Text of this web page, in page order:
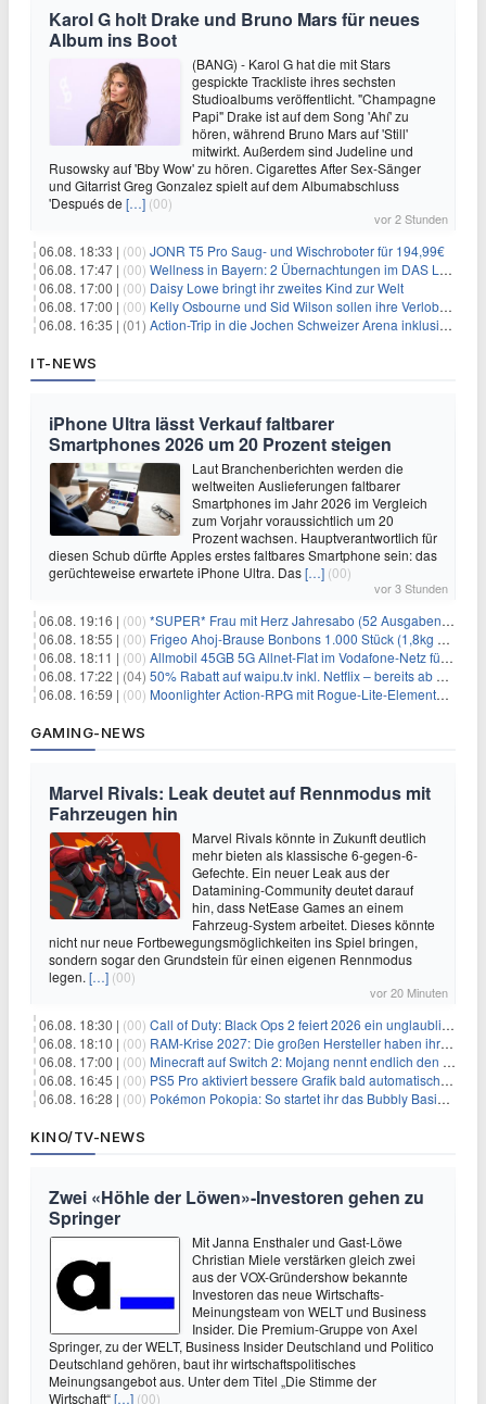
Karol G holt Drake und Bruno Mars für neues
Album ins Boot
(BANG) - Karol G hat die mit Stars
gespickte Trackliste ihres sechsten
Studioalbums veröffentlicht. "Champagne
Papi" Drake ist auf dem Song 'Ahí' zu
hören, während Bruno Mars auf 'Still'
mitwirkt. Außerdem sind Judeline und
Rusowsky auf 'Bby Wow' zu hören. Cigarettes After Sex-Sänger
und Gitarrist Greg Gonzalez spielt auf dem Albumabschluss
'Después de […] (00)
vor 2 Stunden
06.08. 18:33 | (00) JONR T5 Pro Saug- und Wischroboter für 194,99€
06.08. 17:47 | (00) Wellness in Bayern: 2 Übernachtungen im DAS LUDWIG Sports Resort inkl. HP + Wellness ab 174€ p.P.
06.08. 17:00 | (00) Daisy Lowe bringt ihr zweites Kind zur Welt
06.08. 17:00 | (00) Kelly Osbourne und Sid Wilson sollen ihre Verlobung gelöst haben
06.08. 16:35 | (01) Action-Trip in die Jochen Schweizer Arena inklusive Premium Hotel und Frühstück ab 59€ p.P.
IT-NEWS
iPhone Ultra lässt Verkauf faltbarer
Smartphones 2026 um 20 Prozent steigen
Laut Branchenberichten werden die
weltweiten Auslieferungen faltbarer
Smartphones im Jahr 2026 im Vergleich
zum Vorjahr voraussichtlich um 20
Prozent wachsen. Hauptverantwortlich für
diesen Schub dürfte Apples erstes faltbares Smartphone sein: das
gerüchteweise erwartete iPhone Ultra. Das[…] (00)
vor 3 Stunden
06.08. 19:16 | (00) *SUPER* Frau mit Herz Jahresabo (52 Ausgaben) für 161,40€ + bis zu 150€ Prämie
06.08. 18:55 | (00) Frigeo Ahoj-Brause Bonbons 1.000 Stück (1,8kg Eimer) für 6,29€
06.08. 18:11 | (00) Allmobil 45GB 5G Allnet-Flat im Vodafone-Netz für eff. 5,91€/Monat dank 50€ Wechselbonus + 0€ AG
06.08. 17:22 | (04) 50% Rabatt auf waipu.tv inkl. Netflix – bereits ab 9€/Monat (statt 17,99€)
06.08. 16:59 | (00) Moonlighter Action-RPG mit Rogue-Lite-Elementen kostenlos bei Steam
GAMING-NEWS
Marvel Rivals: Leak deutet auf Rennmodus mit
Fahrzeugen hin
Marvel Rivals könnte in Zukunft deutlich
mehr bieten als klassische 6-gegen-6-
Gefechte. Ein neuer Leak aus der
Datamining-Community deutet darauf
hin, dass NetEase Games an einem
Fahrzeug-System arbeitet. Dieses könnte
nicht nur neue Fortbewegungsmöglichkeiten ins Spiel bringen,
sondern sogar den Grundstein für einen eigenen Rennmodus
legen. […] (00)
vor 20 Minuten
06.08. 18:30 | (00) Call of Duty: Black Ops 2 feiert 2026 ein unglaubliches Comeback
06.08. 18:10 | (00) RAM-Krise 2027: Die großen Hersteller haben ihre Produktion offenbar schon verkauft
06.08. 17:00 | (00) Minecraft auf Switch 2: Mojang nennt endlich den Releasetermin
06.08. 16:45 | (00) PS5 Pro aktiviert bessere Grafik bald automatisch, aber das Update ist kleiner als gedacht
06.08. 16:28 | (00) Pokémon Pokopia: So startet ihr das Bubbly Basin-DLC
KINO/TV-NEWS
Zwei «Höhle der Löwen»-Investoren gehen zu
Springer
Mit Janna Ensthaler und Gast-Löwe
Christian Miele verstärken gleich zwei
aus der VOX-Gründershow bekannte
Investoren das neue Wirtschafts-
Meinungsteam von WELT und Business
Insider. Die Premium-Gruppe von Axel
Springer, zu der WELT, Business Insider Deutschland und Politico
Deutschland gehören, baut ihr wirtschaftspolitisches
Meinungsangebot aus. Unter dem Titel „Die Stimme der
Wirtschaft“[…] (00)